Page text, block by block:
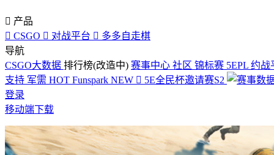
 产品
 CSGO  对战平台  多多自走棋
导航
CSGO大数据 排行榜(改造中) 赛事中心 社区 锦标赛 5EPL 约战
支持 军需 HOT Funspark NEW  5E全民杯邀请赛S2
登录
移动端下载